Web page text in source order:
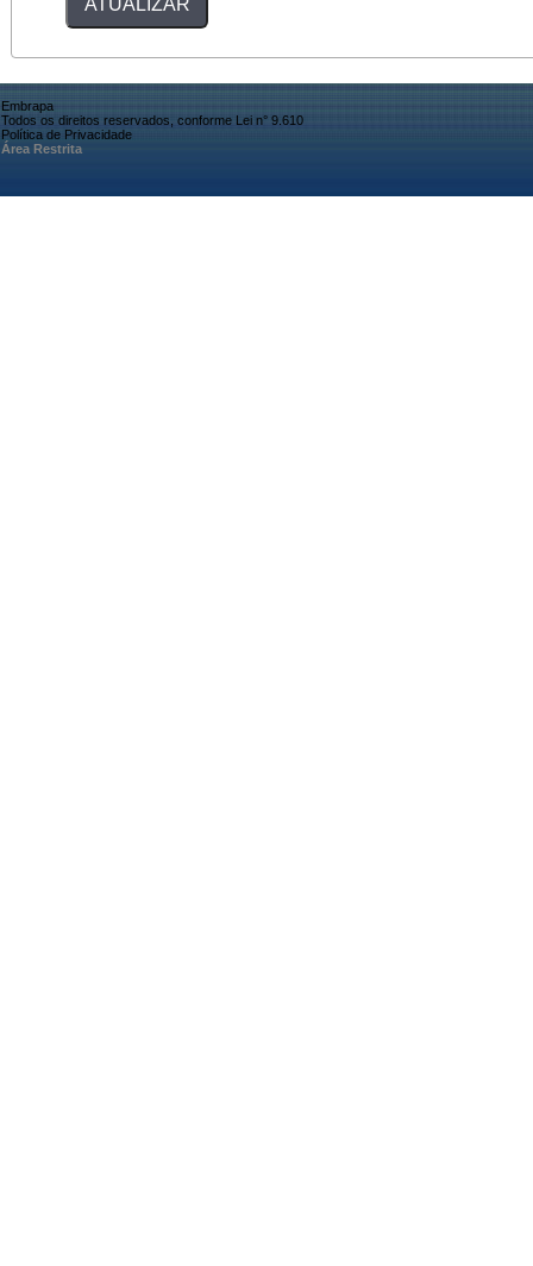
Embrapa
Todos os direitos reservados, conforme Lei n° 9.610
Política de Privacidade
Área Restrita